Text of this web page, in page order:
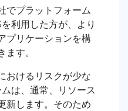
でプラットフォーム
利用した方が、より
プリケーションを構
す。
おけるリスクが少な
は、通常、リソース
新します。そのため